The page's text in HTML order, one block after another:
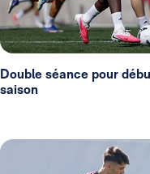
Double séance pour
saison